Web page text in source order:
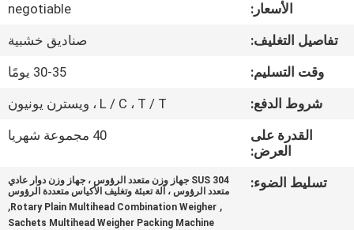
الجودة
اتصل
الأسعار:
negotiable
تفاصيل التغليف:
صناديق خشبية
وقت التسليم:
30-35 يومًا
شروط الدفع:
L / C ، T / T ، ويسترن يونيون
القدرة على
العرض:
40 مجموعة شهريا
تسليط الضوء:
SUS 304 جهاز وزن متعدد الرؤوس ، جهاز وزن دوار عادي
متعدد الرؤوس ، آلة تعبئة وتغليف الأكياس متعددة الرؤوس
,
Rotary Plain Multihead Combination Weigher
,
Sachets Multihead Weigher Packing Machine